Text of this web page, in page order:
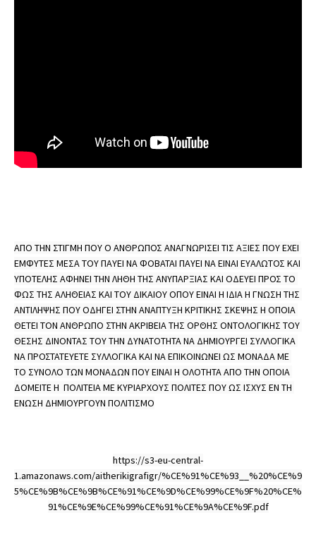
ΑΠΟ ΤΗΝ ΣΤΙΓΜΗ ΠΟΥ Ο ΑΝΘΡΩΠΟΣ ΑΝΑΓΝΩΡΙΣΕΙ ΤΙΣ ΑΞΙΕΣ ΠΟΥ ΕΧΕΙ
ΕΜΦΥΤΕΣ ΜΕΣΑ ΤΟΥ ΠΑΥΕΙ ΝΑ ΦΟΒΑΤΑΙ ΠΑΥΕΙ ΝΑ ΕΙΝΑΙ ΕΥΑΛΩΤΟΣ ΚΑΙ
ΥΠΟΤΕΛΗΣ ΑΦΗΝΕΙ ΤΗΝ ΛΗΘΗ ΤΗΣ ΑΝΥΠΑΡΞΙΑΣ ΚΑΙ ΟΔΕΥΕΙ ΠΡΟΣ ΤΟ
ΦΩΣ ΤΗΣ ΑΛΗΘΕΙΑΣ ΚΑΙ ΤΟΥ ΔΙΚΑΙΟΥ ΟΠΟΥ ΕΙΝΑΙ Η ΙΔΙΑ Η ΓΝΩΣΗ ΤΗΣ
ΑΝΤΙΛΗΨΗΣ ΠΟΥ ΟΔΗΓΕΙ ΣΤΗΝ ΑΝΑΠΤΥΞΗ ΚΡΙΤΙΚΗΣ ΣΚΕΨΗΣ Η ΟΠΟΙΑ
ΘΕΤΕΙ ΤΟΝ ΑΝΘΡΩΠΟ ΣΤΗΝ ΑΚΡΙΒΕΙΑ ΤΗΣ ΟΡΘΗΣ ΟΝΤΟΛΟΓΙΚΗΣ ΤΟΥ
ΘΕΣΗΣ ΔΙΝΟΝΤΑΣ ΤΟΥ ΤΗΝ ΔΥΝΑΤΟΤΗΤΑ ΝΑ ΔΗΜΙΟΥΡΓΕΙ ΣΥΛΛΟΓΙΚΑ
ΝΑ ΠΡΟΣΤΑΤΕΥΕΤΕ ΣΥΛΛΟΓΙΚΑ ΚΑΙ ΝΑ ΕΠΙΚΟΙΝΩΝΕΙ ΩΣ ΜΟΝΑΔΑ ΜΕ
ΤΟ ΣΥΝΟΛΟ ΤΩΝ ΜΟΝΑΔΩΝ ΠΟΥ ΕΙΝΑΙ Η ΟΛΟΤΗΤΑ ΑΠΟ ΤΗΝ ΟΠΟΙΑ
ΔΟΜΕΙΤΕ Η  ΠΟΛΙΤΕΙΑ ΜΕ ΚΥΡΙΑΡΧΟΥΣ ΠΟΛΙΤΕΣ ΠΟΥ ΩΣ ΙΣΧΥΣ ΕΝ ΤΗ
ΕΝΩΣΗ ΔΗΜΙΟΥΡΓΟΥΝ ΠΟΛΙΤΙΣΜΟ
https://s3-eu-central-
1.amazonaws.com/aitherikigrafigr/%CE%91%CE%93__%20%CE%9
5%CE%9B%CE%9B%CE%91%CE%9D%CE%99%CE%9F%20%CE%
91%CE%9E%CE%99%CE%91%CE%9A%CE%9F.pdf